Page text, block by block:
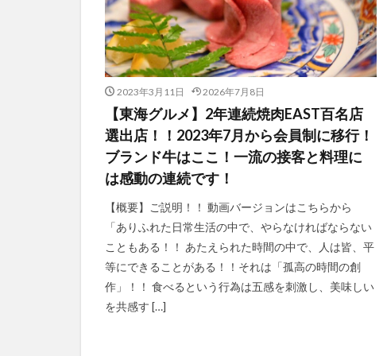
2023年3月11日 2026年7月8日
【東海グルメ】2年連続焼肉EAST百名店
選出店！！2023年7月から会員制に移行！
ブランド牛はここ！一流の接客と料理に
は感動の連続です！
【概要】ご説明！！ 動画バージョンはこちらから
「ありふれた日常生活の中で、やらなければならない
こともある！！ あたえられた時間の中で、人は皆、平
等にできることがある！！それは「孤高の時間の創
作」！！ 食べるという行為は五感を刺激し、美味しい
を共感す […]